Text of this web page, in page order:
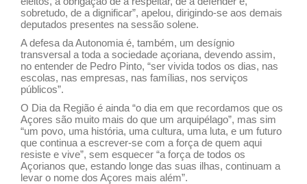
sobretudo, de a dignificar”, apelou, dirigindo-se aos demais
deputados presentes na sessão solene.
A defesa da Autonomia é, também, um desígnio
transversal a toda a sociedade açoriana, devendo assim,
no entender de Pedro Pinto, “ser vivida todos os dias, nas
escolas, nas empresas, nas famílias, nos serviços
públicos”.
O Dia da Região é ainda “o dia em que recordamos que os
Açores são muito mais do que um arquipélago”, mas sim
“um povo, uma história, uma cultura, uma luta, e um futuro
que continua a escrever-se com a força de quem aqui
resiste e vive”, sem esquecer “a força de todos os
Açorianos que, estando longe das suas ilhas, continuam a
levar o nome dos Açores mais além”.